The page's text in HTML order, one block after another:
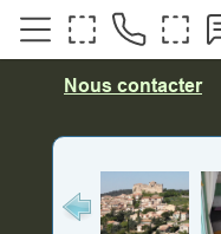
Nous contacter